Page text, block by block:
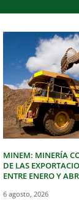
MINEM: MINERÍA
DE LAS
ENTRE ENERO Y
6 agosto, 2026